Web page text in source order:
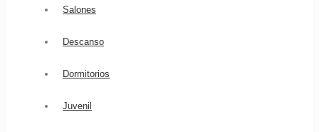
Salones
Descanso
Dormitorios
Juvenil